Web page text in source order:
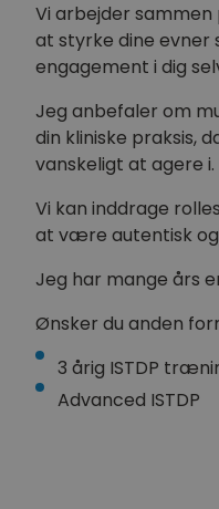
Vi arbejder
at styrke dine evner
engagement i dig
Jeg anbefaler om
din kliniske praksis,
vanskeligt at agere i.
Vi kan inddrage
at være autentisk
Jeg har mange års
Ønsker du anden
3 årig ISTDP
Advanced ISTDP